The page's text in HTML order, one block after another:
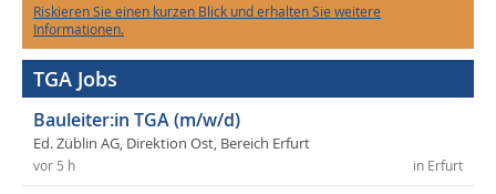
Riskieren Sie einen kurzen Blick und erhalten Sie weitere
Informationen.
TGA Jobs
Bauleiter:in TGA (m/w/d)
Ed. Züblin AG, Direktion Ost, Bereich Erfurt
in Erfurt
vor 5 h